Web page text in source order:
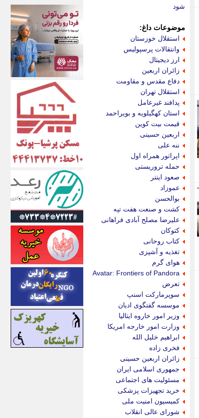
شود
موضوعات داغ:
استقلال خوزستان
وانتقالات پرسپولیس
ارز دیجیتال
زائران اربعین
دفاع مقدس و مقاومت
استقلال تهران
پدافند غیرعامل
استان کهگیلویه و بویراحمد
قیمت بیت کوین
اربعین حسینی
ننه علی
اپراتور همراه اول
حمله تروریستی
صعود اینتر
عموزاد
بوالحسن
کشت و صنعت هفت تپه
علیرضا مصلح آبادی فراهانی
کتوکان
کتاب روحانی
تغذیه و آشپزی
هوای گرم
Avatar: Frontiers of Pandora
تعرض
سوپرمارکت اسنپ
موسسه گفتگوی ادیان
وزیر امور خاروه ایتالیا
وزارت امور خارجه امریکا
ابراهیم خلیل الله
فخری زاده
زائران اربعین حسینی
جمهوری اسلامی ایران
مسئولیت های اجتماعی
خرید تجهیزات پزشکی
کمیسیون امنیت ملی
شورای عالی انقلاب
اکوفارس
اکونگار
اکونیوز
الف
انتشار آنلاین
اندیشه قرن
اندیشه معاصر
اندیشه ها
انرژی پرس
ای استخدام
ایتنا
ایراف
ایران آرت
ایران آنلاین
ایران زندگی
ایران فوری
ایرانی روز
ایرانیتال
ایرنا
ایسکانیوز
ایسنا
ایکنا
ایلنا
اینتیتر
ایونا نیوز
بازتاب آنلاین
باشگاه خبرنگاران
باغستان نیوز
بامبوک
ببین و بخون
بدینسان
بنکر